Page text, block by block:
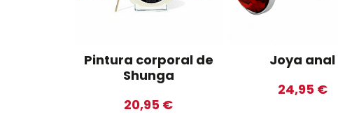
Pintura corporal de
Shunga
20,95 €
Joya anal
24,95 €